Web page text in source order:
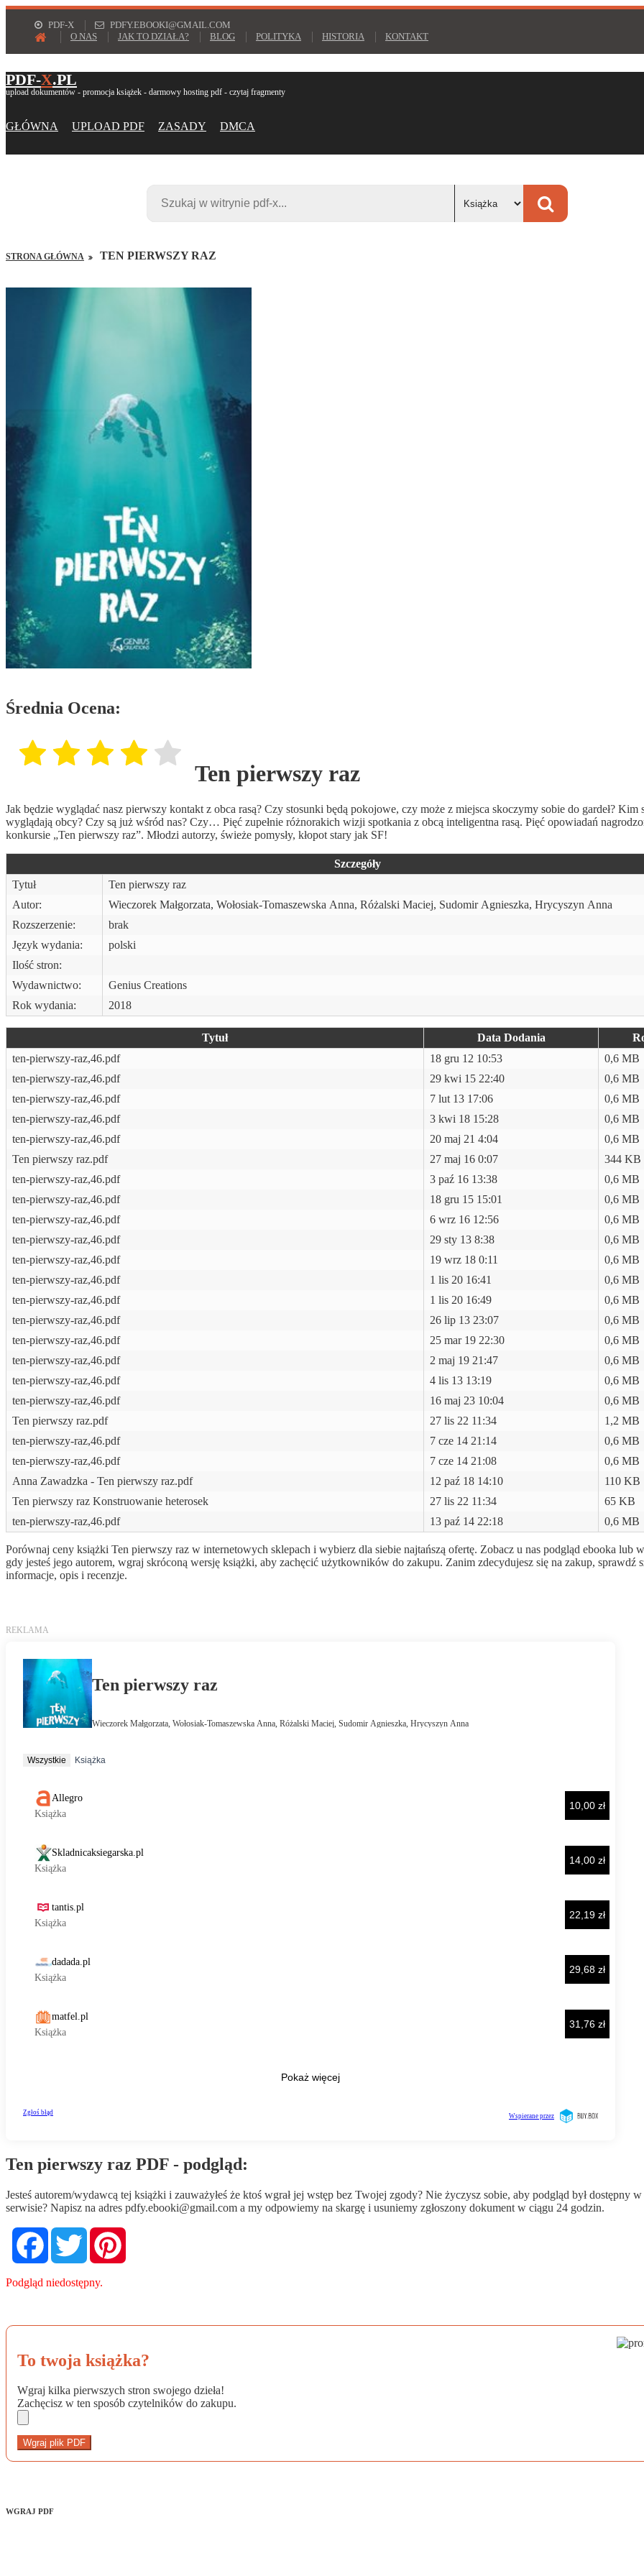
PDF-X
PDFY.EBOOKI@GMAIL.COM
O NAS
JAK TO DZIAŁA? BLOG POLITYKA HISTORIA KONTAKT
PDF-X.PL
upload dokumentów - promocja książek - darmowy hosting pdf - czytaj fragmenty
GŁÓWNA UPLOAD PDF ZASADY DMCA
STRONA GŁÓWNA TEN PIERWSZY RAZ
Średnia Ocena:
Ten pierwszy raz
Jak będzie wyglądać nasz pierwszy kontakt z obca rasą? Czy stosunki będą pokojowe, czy może z miejsca skoczymy sobie do gardeł? Kim
wyglądają obcy? Czy są już wśród nas? Czy… Pięć zupełnie różnorakich wizji spotkania z obcą inteligentna rasą. Pięć opowiadań
konkursie „Ten pierwszy raz”. Młodzi autorzy, świeże pomysły, kłopot stary jak SF!
Szczegóły
Tytuł
Ten pierwszy raz
Autor:
Wieczorek Małgorzata, Wołosiak-Tomaszewska Anna, Różalski Maciej, Sudomir Agnieszka, Hrycyszyn Anna
Rozszerzenie:
brak
Język wydania:
polski
Ilość stron:
Wydawnictwo:
Genius Creations
Rok wydania:
2018
Tytuł Data Dodania
ten-pierwszy-raz,46.pdf
18 gru 12 10:53
0,6 MB
ten-pierwszy-raz,46.pdf
29 kwi 15 22:40
0,6 MB
ten-pierwszy-raz,46.pdf
7 lut 13 17:06
0,6 MB
ten-pierwszy-raz,46.pdf
3 kwi 18 15:28
0,6 MB
ten-pierwszy-raz,46.pdf
20 maj 21 4:04
0,6 MB
Ten pierwszy raz.pdf
27 maj 16 0:07
344 KB
ten-pierwszy-raz,46.pdf
3 paź 16 13:38
0,6 MB
ten-pierwszy-raz,46.pdf
18 gru 15 15:01
0,6 MB
ten-pierwszy-raz,46.pdf
6 wrz 16 12:56
0,6 MB
ten-pierwszy-raz,46.pdf
29 sty 13 8:38
0,6 MB
ten-pierwszy-raz,46.pdf
19 wrz 18 0:11
0,6 MB
ten-pierwszy-raz,46.pdf
1 lis 20 16:41
0,6 MB
ten-pierwszy-raz,46.pdf
1 lis 20 16:49
0,6 MB
ten-pierwszy-raz,46.pdf
26 lip 13 23:07
0,6 MB
ten-pierwszy-raz,46.pdf
25 mar 19 22:30
0,6 MB
ten-pierwszy-raz,46.pdf
2 maj 19 21:47
0,6 MB
ten-pierwszy-raz,46.pdf
4 lis 13 13:19
0,6 MB
ten-pierwszy-raz,46.pdf
16 maj 23 10:04
0,6 MB
Ten pierwszy raz.pdf
27 lis 22 11:34
1,2 MB
ten-pierwszy-raz,46.pdf
7 cze 14 21:14
0,6 MB
ten-pierwszy-raz,46.pdf
7 cze 14 21:08
0,6 MB
Anna Zawadzka - Ten pierwszy raz.pdf
12 paź 18 14:10
110 KB
Ten pierwszy raz Konstruowanie heterosek
27 lis 22 11:34
65 KB
ten-pierwszy-raz,46.pdf
13 paź 14 22:18 0,6 MB
Porównaj ceny książki Ten pierwszy raz w internetowych sklepach i wybierz dla siebie najtańszą ofertę. Zobacz u nas podgląd ebooka lub
gdy jesteś jego autorem, wgraj skróconą wersję książki, aby zachęcić użytkowników do zakupu. Zanim zdecydujesz się na zakup, sprawdź
informacje, opis i recenzje.
Ten pierwszy raz PDF - podgląd:
Jesteś autorem/wydawcą tej książki i zauważyłeś że ktoś wgrał jej wstęp bez Twojej zgody? Nie życzysz sobie, aby podgląd był dostępny
serwisie? Napisz na adres pdfy.ebooki@gmail.com a my odpowiemy na skargę i usuniemy zgłoszony dokument w ciągu 24 godzin.
FacebookTwitter
Podgląd niedostępny.
To twoja książka?
Wgraj kilka pierwszych stron swojego dzieła!
Zachęcisz w ten sposób czytelników do zakupu.
Wgraj plik PDF
WGRAJ PDF